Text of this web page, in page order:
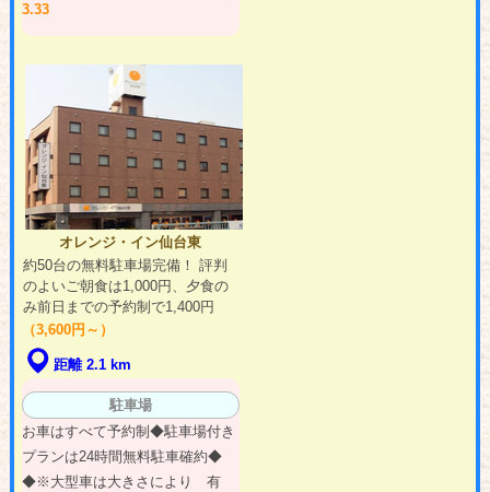
3.33
オレンジ・イン仙台東
約50台の無料駐車場完備！ 評判
のよいご朝食は1,000円、夕食の
み前日までの予約制で1,400円
（3,600円～）
距離 2.1 km
駐車場
お車はすべて予約制◆駐車場付き
プランは24時間無料駐車確約◆
◆※大型車は大きさにより 有